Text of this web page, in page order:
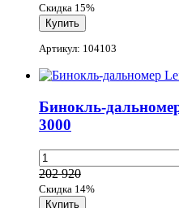
Скидка 15%
Артикул: 104103
Бинокль-
3000
202 920
Скидка 14%